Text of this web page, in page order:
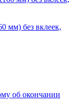
мм) без вклеек,